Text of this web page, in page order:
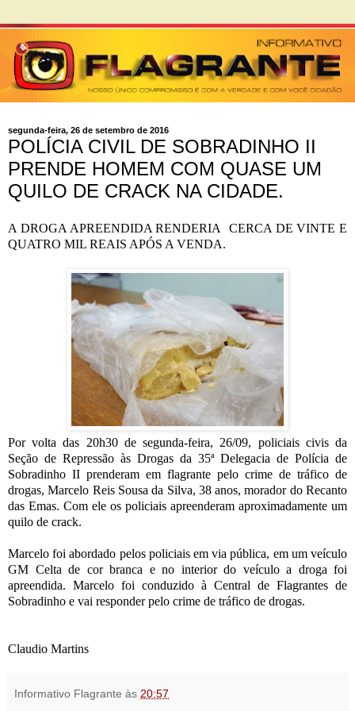
segunda-feira, 26 de setembro de 2016
POLÍCIA CIVIL DE SOBRADINHO II
PRENDE HOMEM COM QUASE UM
QUILO DE CRACK NA CIDADE.
A DROGA APREENDIDA RENDERIA
CERCA DE VINTE E
QUATRO MIL REAIS APÓS A VENDA.
Por volta das 20h30 de segunda-feira, 26/09, policiais civis da
Seção de Repressão às Drogas da 35ª Delegacia de Polícia de
Sobradinho II prenderam em flagrante pelo crime de tráfico de
drogas, Marcelo Reis Sousa da Silva, 38 anos, morador do Recanto
das Emas. Com ele os policiais apreenderam aproximadamente um
quilo de crack.
Marcelo foi abordado pelos policiais em via pública, em um veículo
GM Celta de cor branca e no interior do veículo a droga foi
apreendida. Marcelo foi conduzido à Central de Flagrantes de
Sobradinho e vai responder pelo crime de tráfico de drogas.
Claudio Martins
Informativo Flagrante às 20:57